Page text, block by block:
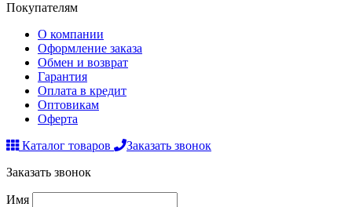
Покупателям
О компании
Оформление заказа
Обмен и возврат
Гарантия
Оплата в кредит
Оптовикам
Оферта
Каталог товаров
Заказать звонок
Заказать звонок
Имя